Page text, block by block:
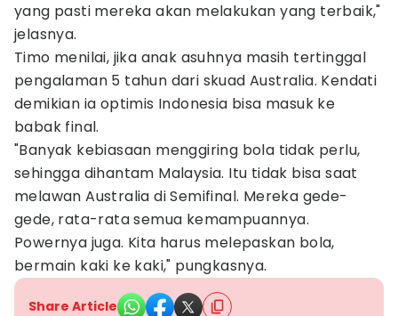
yang pasti mereka akan melakukan yang terbaik,"
jelasnya.
Timo menilai, jika anak asuhnya masih tertinggal
pengalaman 5 tahun dari skuad Australia. Kendati
demikian ia optimis Indonesia bisa masuk ke
babak final.
"Banyak kebiasaan menggiring bola tidak perlu,
sehingga dihantam Malaysia. Itu tidak bisa saat
melawan Australia di Semifinal. Mereka gede-
gede, rata-rata semua kemampuannya.
Powernya juga. Kita harus melepaskan bola,
bermain kaki ke kaki," pungkasnya.
Share Article